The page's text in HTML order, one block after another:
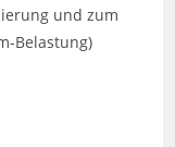
und zum
Belastung)